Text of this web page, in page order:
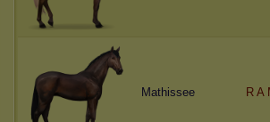
Mathissee R A